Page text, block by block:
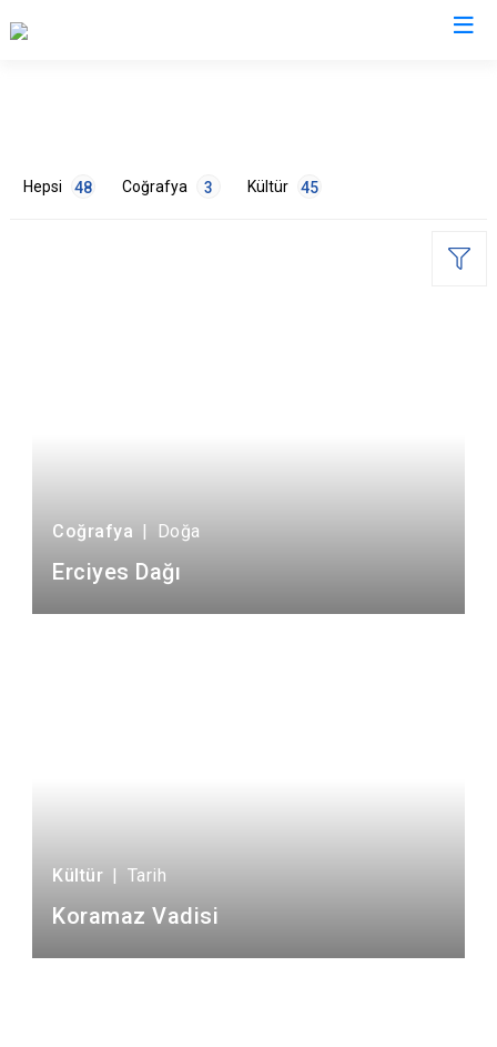
Hepsi 48 Coğrafya 3 Kültür 45
Coğrafya | Doğa
Erciyes Dağı
Kültür | Tarih
Koramaz Vadisi